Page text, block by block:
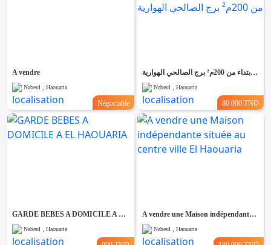
A vendre
Nabeul , Haouaria
Négociable
قطعة الأرض للبيع 2000م² قريبة من البحر يمكن بيع إبتداء من 200م² برج الصالحي الهوارية
Nabeul , Haouaria
80.000 TND
GARDE BEBES A DOMICILE A EL HAOUARIA
Nabeul , Haouaria
A vendre une Maison indépendante située au centre ville El Haouaria
Nabeul , Haouaria